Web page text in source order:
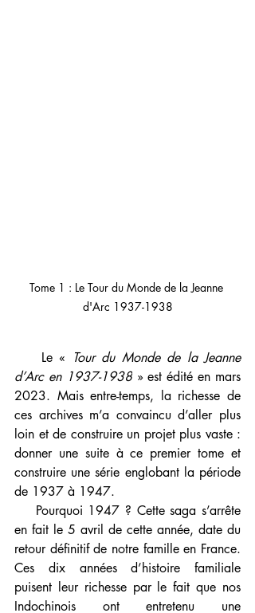
Tome 1 : Le Tour du Monde de la Jeanne
d'Arc 1937-1938
Le «
Tour du Monde de la Jeanne
d’Arc en 1937-1938 » est édité en mars
2023. Mais entre-temps, la richesse de
ces archives m’a convaincu d’aller plus
loin et de construire un projet plus vaste :
donner une suite à ce premier tome et
construire une série englobant la période
de 1937 à 1947.
Pourquoi 1947 ? Cette saga s’arrête
en fait le 5 avril de cette année, date du
retour définitif de notre famille en France.
Ces dix années d’histoire familiale
puisent leur richesse par le fait que nos
Indochinois ont entretenu une